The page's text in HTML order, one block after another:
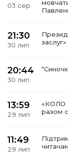
03 сер
21:30
30 лип
20:44
30 лип
13:59
29 лип
«КОЛО
разом
11:49
29 лип